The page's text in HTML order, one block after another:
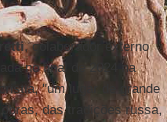
, colaborador externo
no final de 2024 na
"um lugar de grande
das tradições russa,